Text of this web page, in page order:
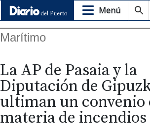
Menú
Marítimo
La AP de Pasaia y la
Diputación de
ultiman un convenio
materia de incendios